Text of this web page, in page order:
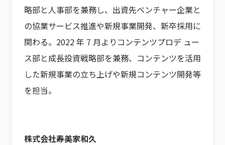
略部と人事部を兼務し、出資先ベンチャー企業と
の協業サービス推進や新規事業開発、新卒採用に
関わる。2022 年 7 月よりコンテンツプロデ ュー
ス部と成長投資戦略部を兼務、コンテンツを活用
した新規事業の立ち上げや新規コンテンツ開発等
を担当。
株式会社寿美家和久